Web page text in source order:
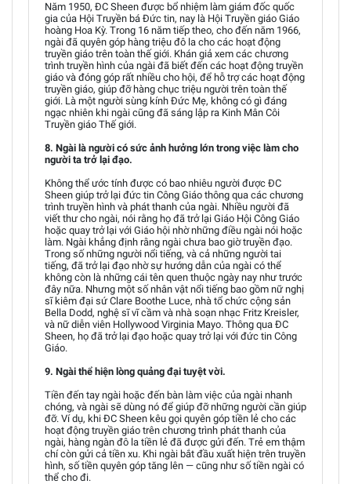
Năm 1950, ĐC Sheen được bổ nhiệm làm giám đốc quốc
gia của Hội Truyền bá Đức tin, nay là Hội Truyền giáo Giáo
hoàng Hoa Kỳ. Trong 16 năm tiếp theo, cho đến năm 1966,
ngài đã quyên góp hàng triệu đô la cho các hoạt động
truyền giáo trên toàn thế giới. Khán giả xem các chương
trình truyền hình của ngài đã biết đến các hoạt động truyền
giáo và đóng góp rất nhiều cho hội, để hỗ trợ các hoạt động
truyền giáo, giúp đỡ hàng chục triệu người trên toàn thế
giới. Là một người sùng kính Đức Mẹ, không có gì đáng
ngạc nhiên khi ngài cũng đã sáng lập ra Kinh Mân Côi
Truyền giáo Thế giới.
8. Ngài là người có sức ảnh hưởng lớn trong việc làm cho
người ta trở lại đạo.
Không thể ước tính được có bao nhiêu người được ĐC
Sheen giúp trở lại đức tin Công Giáo thông qua các chương
trình truyền hình và phát thanh của ngài. Nhiều người đã
viết thư cho ngài, nói rằng họ đã trở lại Giáo Hội Công Giáo
hoặc quay trở lại với Giáo hội nhờ những điều ngài nói hoặc
làm. Ngài khẳng định rằng ngài chưa bao giờ truyền đạo.
Trong số những người nổi tiếng, và cả những người tai
tiếng, đã trở lại đạo nhờ sự hướng dẫn của ngài có thể
không còn là những cái tên quen thuộc ngày nay như trước
đây nữa. Nhưng một số nhân vật nổi tiếng bao gồm nữ nghị
sĩ kiêm đại sứ Clare Boothe Luce, nhà tổ chức cộng sản
Bella Dodd, nghệ sĩ vĩ cầm và nhà soạn nhạc Fritz Kreisler,
và nữ diễn viên Hollywood Virginia Mayo. Thông qua ĐC
Sheen, họ đã trở lại đạo hoặc quay trở lại với đức tin Công
Giáo.
9. Ngài thể hiện lòng quảng đại tuyệt vời.
Tiền đến tay ngài hoặc đến bàn làm việc của ngài nhanh
chóng, và ngài sẽ dùng nó để giúp đỡ những người cần giúp
đỡ. Ví dụ, khi ĐC Sheen kêu gọi quyên góp tiền lẻ cho các
hoạt động truyền giáo trên chương trình phát thanh của
ngài, hàng ngàn đô la tiền lẻ đã được gửi đến. Trẻ em thậm
chí còn gửi cả tiền xu. Khi ngài bắt đầu xuất hiện trên truyền
hình, số tiền quyên góp tăng lên — cũng như số tiền ngài có
thể cho đi.